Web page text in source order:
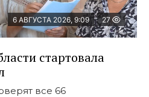
6 АВГУСТА 2026, 9:09 27
стартовала
все 66